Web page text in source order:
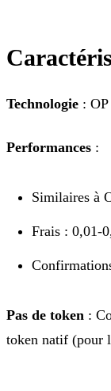
Technologie :
Performances :
Similaires à
Frais : 0,01-
Pas de token :
token natif (pour